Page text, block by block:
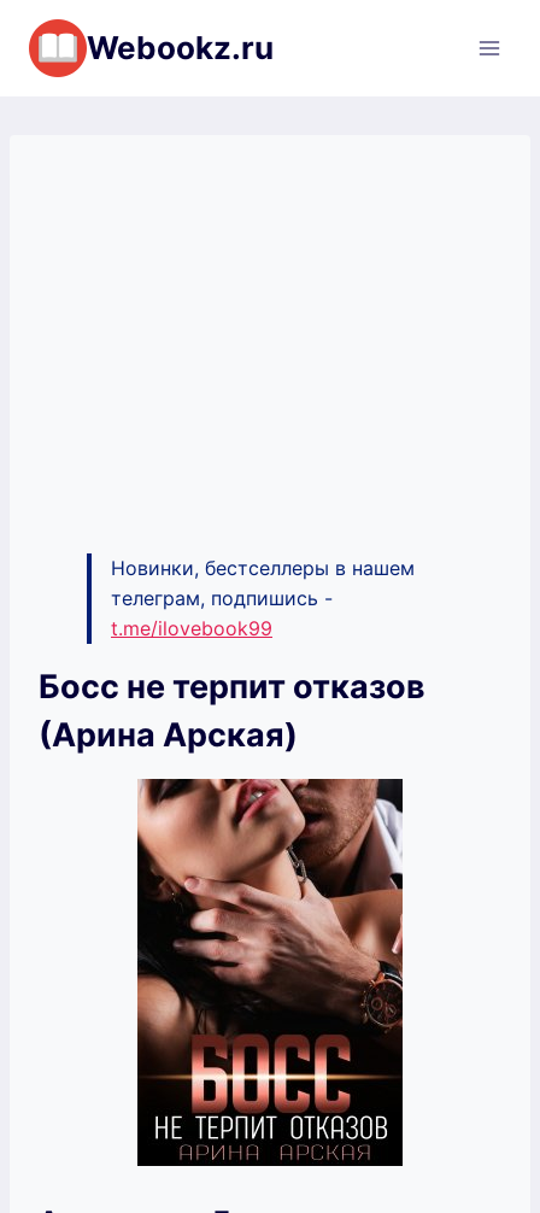
Перейти
содержимому
Webookz.ru
Новинки, бестселлеры в нашем
телеграм, подпишись -
t.me/ilovebook99
Босс не терпит отказов
(Арина Арская)